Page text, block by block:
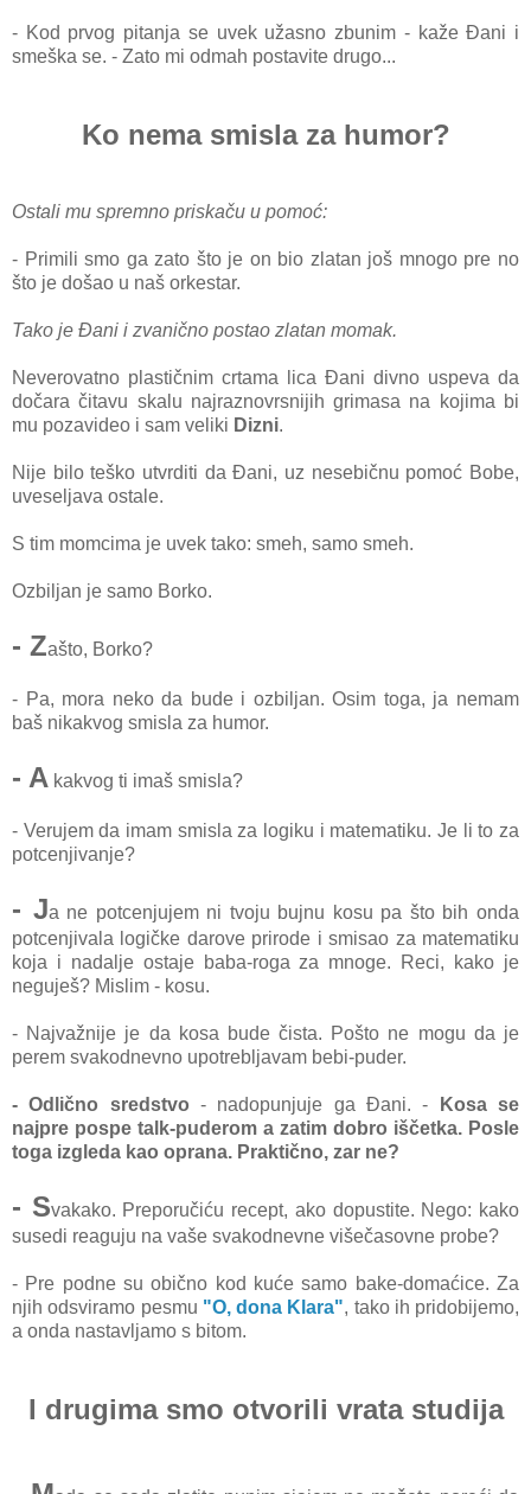
- Kod prvog pitanja se uvek užasno zbunim - kaže Đani i
smeška se. - Zato mi odmah postavite drugo...
Ko nema smisla za humor?
Ostali mu spremno priskaču u pomoć:
- Primili smo ga zato što je on bio zlatan još mnogo pre no
što je došao u naš orkestar.
Tako je Đani i zvanično postao zlatan momak.
Neverovatno plastičnim crtama lica Đani divno uspeva da
dočara čitavu skalu najraznovrsnijih grimasa na kojima bi
mu pozavideo i sam veliki Dizni.
Nije bilo teško utvrditi da Đani, uz nesebičnu pomoć Bobe,
uveseljava ostale.
S tim momcima je uvek tako: smeh, samo smeh.
Ozbiljan je samo Borko.
- Zašto, Borko?
- Pa, mora neko da bude i ozbiljan. Osim toga, ja nemam
baš nikakvog smisla za humor.
- A kakvog ti imaš smisla?
- Verujem da imam smisla za logiku i matematiku. Je li to za
potcenjivanje?
- Ja ne potcenjujem ni tvoju bujnu kosu pa što bih onda
potcenjivala logičke darove prirode i smisao za matematiku
koja i nadalje ostaje baba-roga za mnoge. Reci, kako je
neguješ? Mislim - kosu.
- Najvažnije je da kosa bude čista. Pošto ne mogu da je
perem svakodnevno upotrebljavam bebi-puder.
- Odlično sredstvo - nadopunjuje ga Đani. -
Kosa se
najpre pospe talk-puderom a zatim dobro iščetka. Posle
toga izgleda kao oprana. Praktično, zar ne?
- Svakako. Preporučiću recept, ako dopustite. Nego: kako
susedi reaguju na vaše svakodnevne višečasovne probe?
- Pre podne su obično kod kuće samo bake-domaćice. Za
njih odsviramo pesmu "O, dona Klara", tako ih pridobijemo,
a onda nastavljamo s bitom.
I drugima smo otvorili vrata studija